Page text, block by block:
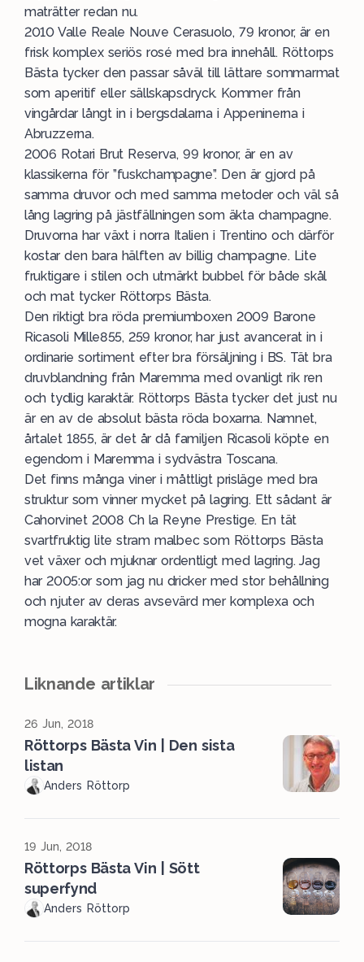
maträtter redan nu.
2010 Valle Reale Nouve Cerasuolo, 79 kronor, är en
frisk komplex seriös rosé med bra innehåll. Röttorps
Bästa tycker den passar såväl till lättare sommarmat
som aperitif eller sällskapsdryck. Kommer från
vingårdar långt in i bergsdalarna i Appeninerna i
Abruzzerna.
2006 Rotari Brut Reserva, 99 kronor, är en av
klassikerna för ”fuskchampagne”. Den är gjord på
samma druvor och med samma metoder och väl så
lång lagring på jästfällningen som äkta champagne.
Druvorna har växt i norra Italien i Trentino och därför
kostar den bara hälften av billig champagne. Lite
fruktigare i stilen och utmärkt bubbel för både skål
och mat tycker Röttorps Bästa.
Den riktigt bra röda premiumboxen 2009 Barone
Ricasoli Mille855, 259 kronor, har just avancerat in i
ordinarie sortiment efter bra försäljning i BS. Tät bra
druvblandning från Maremma med ovanligt rik ren
och tydlig karaktär. Röttorps Bästa tycker det just nu
är en av de absolut bästa röda boxarna. Namnet,
årtalet 1855, är det år då familjen Ricasoli köpte en
egendom i Maremma i sydvästra Toscana.
Det finns många viner i måttligt prisläge med bra
struktur som vinner mycket på lagring. Ett sådant är
Cahorvinet 2008 Ch la Reyne Prestige. En tät
svartfruktig lite stram malbec som Röttorps Bästa
vet växer och mjuknar ordentligt med lagring. Jag
har 2005:or som jag nu dricker med stor behållning
och njuter av deras avsevärd mer komplexa och
mogna karaktär.
Liknande artiklar
26 Jun, 2018
Röttorps Bästa Vin | Den sista
listan
Anders Röttorp
19 Jun, 2018
Röttorps Bästa Vin | Sött
superfynd
Anders Röttorp